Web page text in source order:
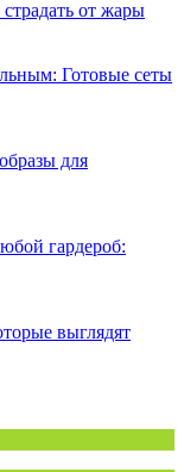
от жары
Готовые сеты
для
гардероб:
выглядят